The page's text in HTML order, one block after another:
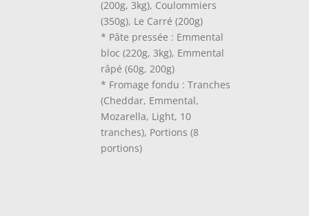
(200g, 3kg), Coulommiers
(350g), Le Carré (200g)
* Pâte pressée : Emmental
bloc (220g, 3kg), Emmental
râpé (60g, 200g)
* Fromage fondu : Tranches
(Cheddar, Emmental,
Mozarella, Light, 10
tranches), Portions (8
portions)